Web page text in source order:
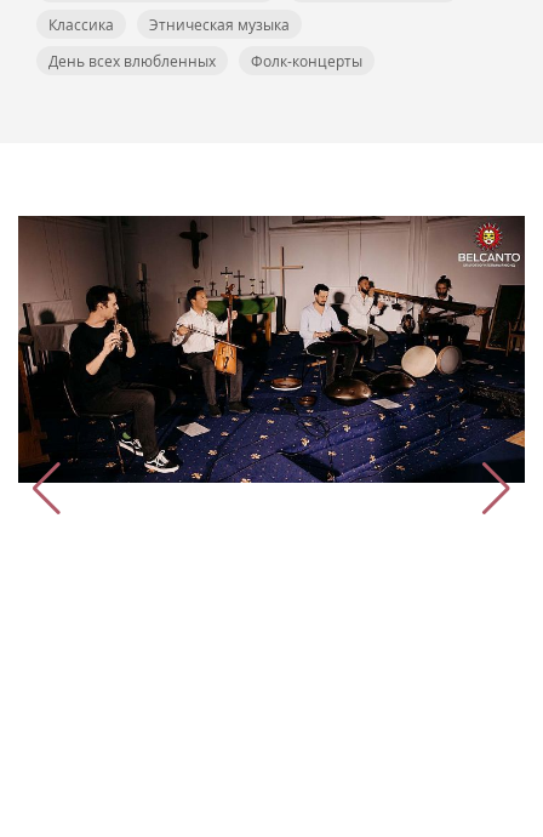
Классика
Этническая музыка
День всех влюбленных
Фолк-концерты